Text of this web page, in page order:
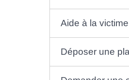
Aide à la victime
Déposer une